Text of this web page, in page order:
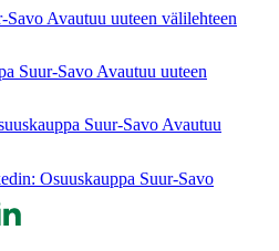
Savo Avautuu uuteen välilehteen
Suur-Savo Avautuu uuteen
Suur-Savo Avautuu
Osuuskauppa Suur-Savo